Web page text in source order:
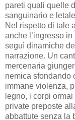
pareti quali quelle
sanguinario e
Nel rispetto di tale
anche l’ingresso
seguì dinamiche
narrazione. Un
mercenaria
nemica sfondando
immane violenza,
legno, i corpi
private preposte
abbattute senza la